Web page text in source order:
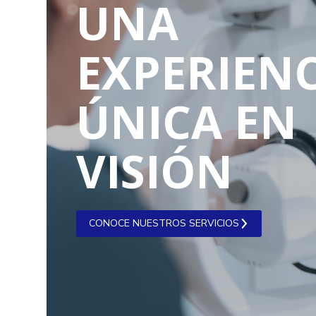
UNA
ÚNICA EN
VISIÓN
CONOCE NUESTROS SERVICIOS